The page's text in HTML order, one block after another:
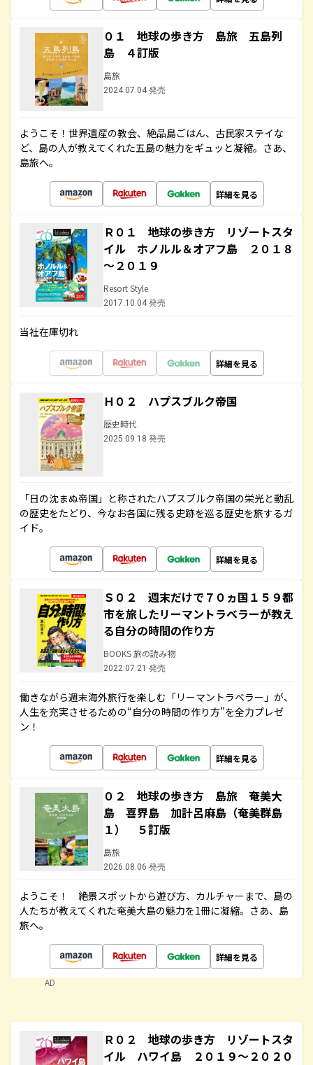
０１ 地球の歩き方 島旅 五島列
島 ４訂版
島旅
2024.07.04 発売
ようこそ！世界遺産の教会、絶品島ごはん、古民家ステイな
ど、島の人が教えてくれた五島の魅力をギュッと凝縮。さあ、
島旅へ。
詳細を見る
Ｒ０１ 地球の歩き方 リゾートスタ
イル ホノルル＆オアフ島 ２０１８
～２０１９
Resort Style
2017.10.04 発売
当社在庫切れ
詳細を見る
Ｈ０２ ハプスブルク帝国
歴史時代
2025.09.18 発売
「日の沈まぬ帝国」と称されたハプスブルク帝国の栄光と動乱
の歴史をたどり、今なお各国に残る史跡を巡る歴史を旅するガ
イド。
詳細を見る
Ｓ０２ 週末だけで７０ヵ国１５９都
市を旅したリーマントラベラーが教え
る自分の時間の作り方
BOOKS 旅の読み物
2022.07.21 発売
働きながら週末海外旅行を楽しむ「リーマントラベラー」が、
人生を充実させるための“自分の時間の作り方”を全力プレゼ
ン！
詳細を見る
０２ 地球の歩き方 島旅 奄美大
島 喜界島 加計呂麻島（奄美群島
１） ５訂版
島旅
2026.08.06 発売
ようこそ！ 絶景スポットから遊び方、カルチャーまで、島の
人たちが教えてくれた奄美大島の魅力を1冊に凝縮。さあ、島
旅へ。
詳細を見る
AD
Ｒ０２ 地球の歩き方 リゾートスタ
イル ハワイ島 ２０１９～２０２０